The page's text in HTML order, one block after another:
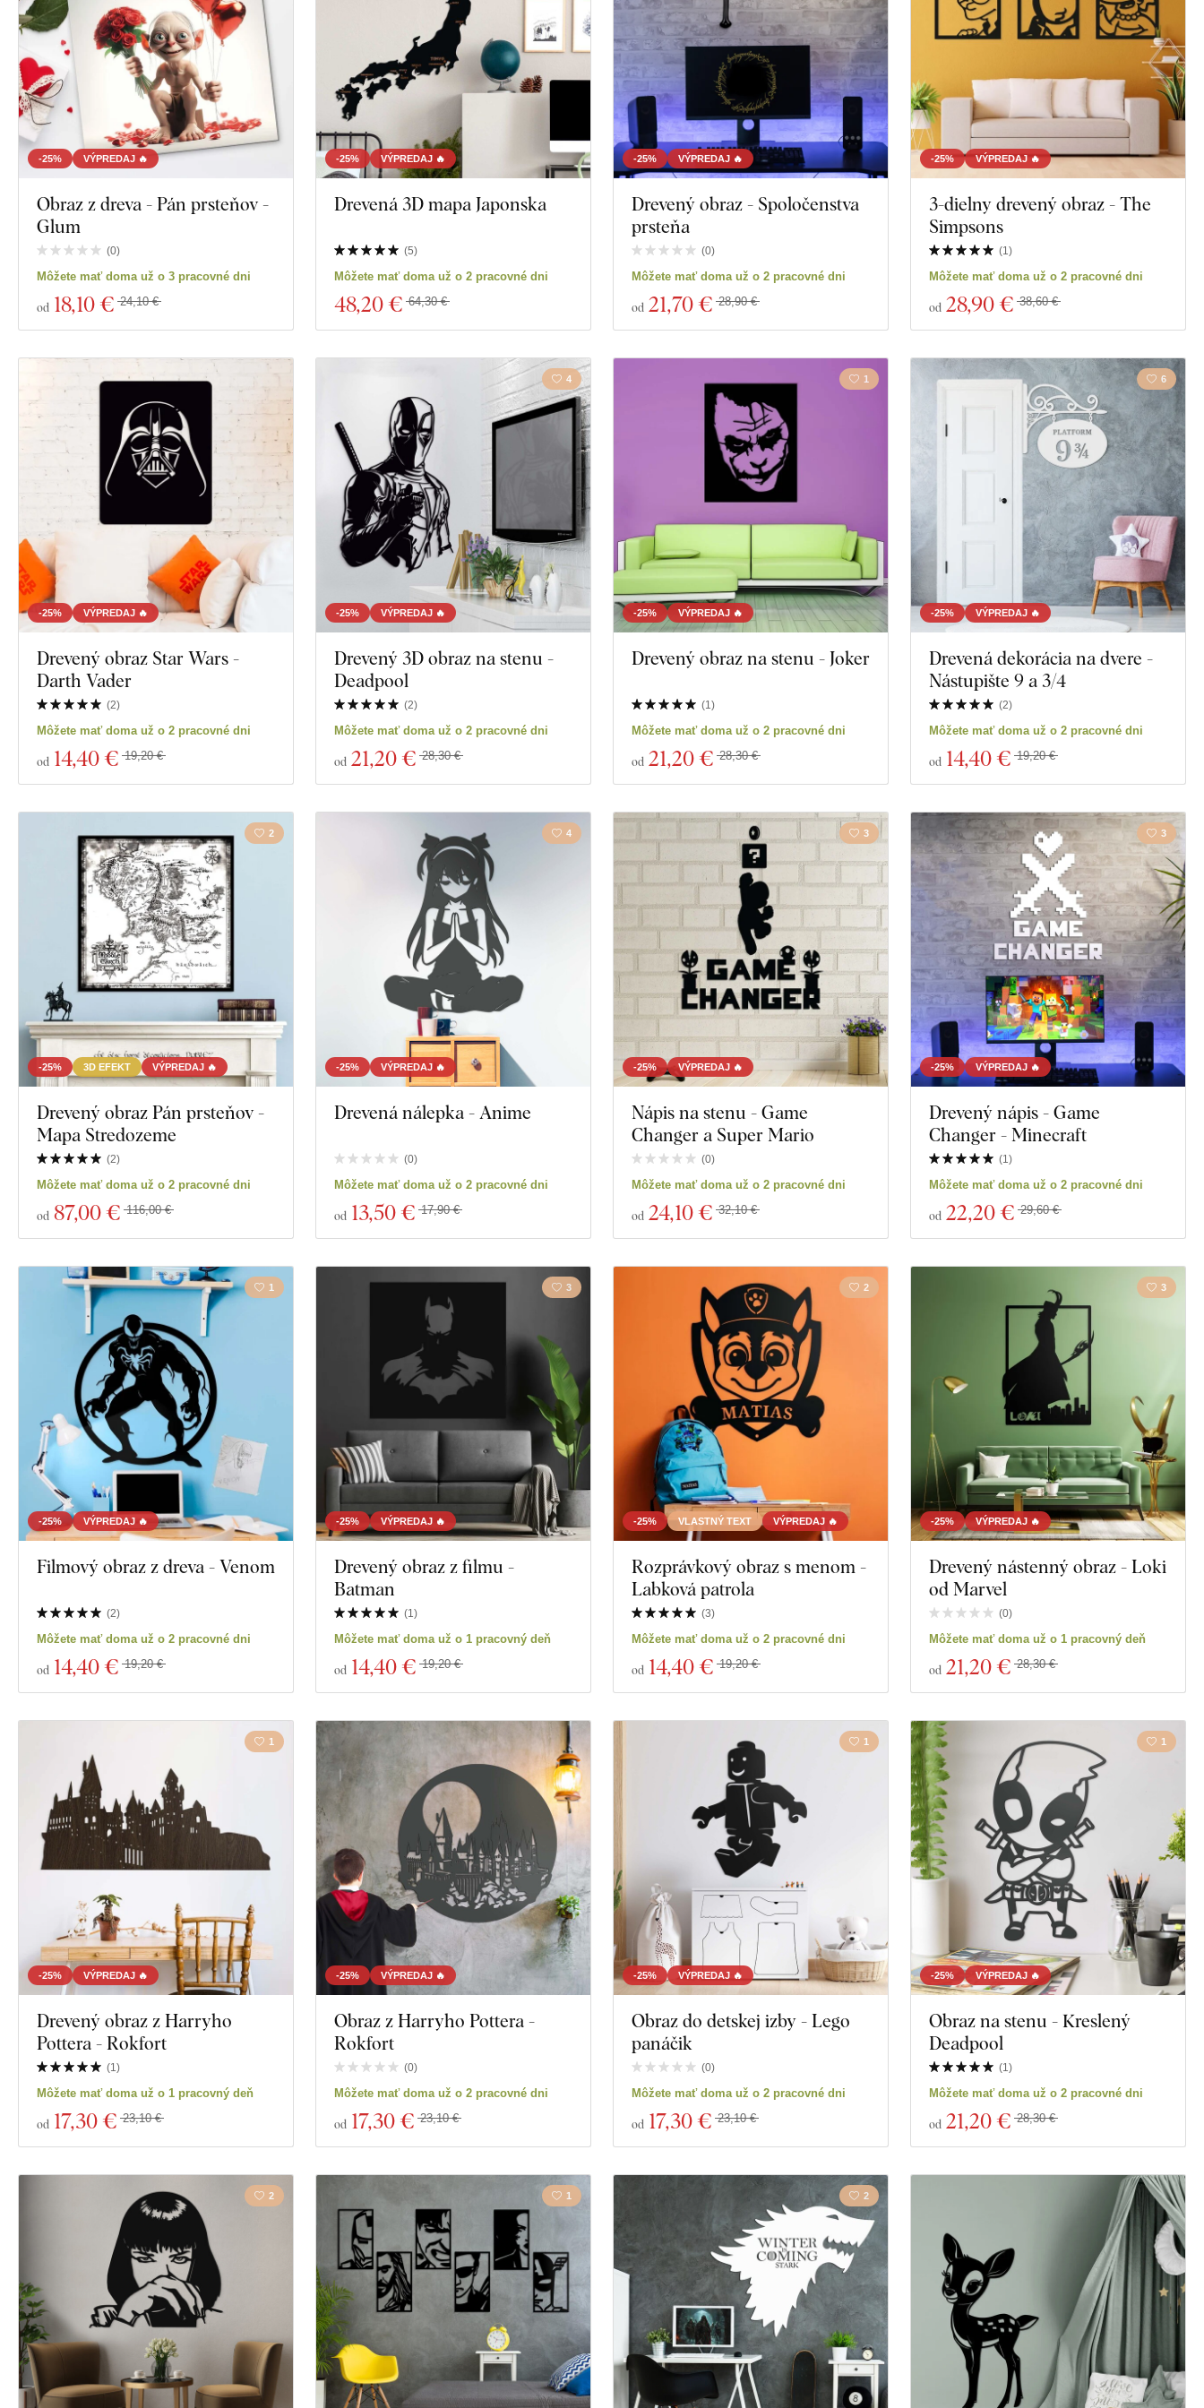
Dekor
Farba
Vlastný text
Technológia výroby
Exkluzivita
Hĺbka
Zobraziť 94 produktov Zavrieť filter
-25% VÝPREDAJ 🔥
Obraz z dreva - Pán prsteňov -
Glum
(0)
Môžete mať doma už o 3 pracovné dni
od 18,10 € 24,10 €
-25% VÝPREDAJ 🔥
Drevená 3D mapa Japonska
(5)
Môžete mať doma už o 2 pracovné dni
48,20 € 64,30 €
-25% VÝPREDAJ 🔥
Drevený obraz - Spoločenstva
prsteňa
(0)
Môžete mať doma už o 2 pracovné dni
od 21,70 € 28,90 €
-25% VÝPREDAJ 🔥
3-dielny drevený obraz - The
Simpsons
(1)
Môžete mať doma už o 2 pracovné dni
od 28,90 € 38,60 €
-25% VÝPREDAJ 🔥
Drevený obraz Star Wars -
Darth Vader
(2)
Môžete mať doma už o 2 pracovné dni
od 14,40 € 19,20 €
-25% VÝPREDAJ 🔥
4
Drevený 3D obraz na stenu -
Deadpool
(2)
Môžete mať doma už o 2 pracovné dni
od 21,20 € 28,30 €
-25% VÝPREDAJ 🔥
1
Drevený obraz na stenu - Joker
(1)
Môžete mať doma už o 2 pracovné dni
od 21,20 € 28,30 €
-25% VÝPREDAJ 🔥
6
Drevená dekorácia na dvere -
Nástupište 9 a 3/4
(2)
Môžete mať doma už o 2 pracovné dni
od 14,40 € 19,20 €
-25% 3D EFEKT VÝPREDAJ 🔥
2
Drevený obraz Pán prsteňov -
Mapa Stredozeme
(2)
Môžete mať doma už o 2 pracovné dni
od 87,00 € 116,00 €
-25% VÝPREDAJ 🔥
4
Drevená nálepka - Anime
(0)
Môžete mať doma už o 2 pracovné dni
od 13,50 € 17,90 €
-25% VÝPREDAJ 🔥
3
Nápis na stenu - Game
Changer a Super Mario
(0)
Môžete mať doma už o 2 pracovné dni
od 24,10 € 32,10 €
-25% VÝPREDAJ 🔥
3
Drevený nápis - Game
Changer - Minecraft
(1)
Môžete mať doma už o 2 pracovné dni
od 22,20 € 29,60 €
-25% VÝPREDAJ 🔥
1
Filmový obraz z dreva - Venom
(2)
Môžete mať doma už o 2 pracovné dni
od 14,40 € 19,20 €
-25% VÝPREDAJ 🔥
3
Drevený obraz z filmu -
Batman
(1)
Môžete mať doma už o 1 pracovný deň
od 14,40 € 19,20 €
-25% VLASTNÝ TEXT VÝPREDAJ 🔥
2
Rozprávkový obraz s menom -
Labková patrola
(3)
Môžete mať doma už o 2 pracovné dni
od 14,40 € 19,20 €
-25% VÝPREDAJ 🔥
3
Drevený nástenný obraz - Loki
od Marvel
(0)
Môžete mať doma už o 1 pracovný deň
od 21,20 € 28,30 €
-25% VÝPREDAJ 🔥
1
Drevený obraz z Harryho
Pottera - Rokfort
(1)
Môžete mať doma už o 1 pracovný deň
od 17,30 € 23,10 €
-25% VÝPREDAJ 🔥
Obraz z Harryho Pottera -
Rokfort
(0)
Môžete mať doma už o 2 pracovné dni
od 17,30 € 23,10 €
-25% VÝPREDAJ 🔥
1
Obraz do detskej izby - Lego
panáčik
(0)
Môžete mať doma už o 2 pracovné dni
od 17,30 € 23,10 €
-25% VÝPREDAJ 🔥
1
Obraz na stenu - Kreslený
Deadpool
(1)
Môžete mať doma už o 2 pracovné dni
od 21,20 € 28,30 €
2 1 2